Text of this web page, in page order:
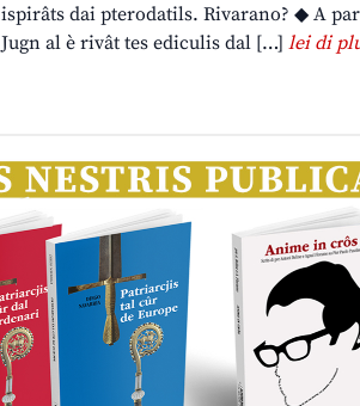
ispirâts dai pterodatils. Rivarano? ◆ A
Jugn al è rivât tes ediculis dal […] lei di